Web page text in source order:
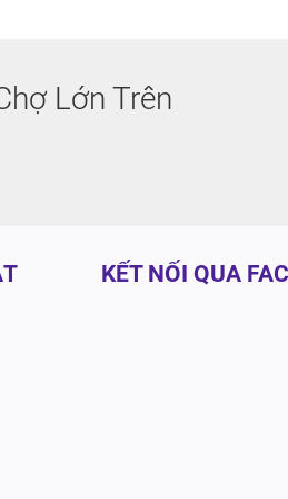
Lớn Trên
KẾT NỐI QUA